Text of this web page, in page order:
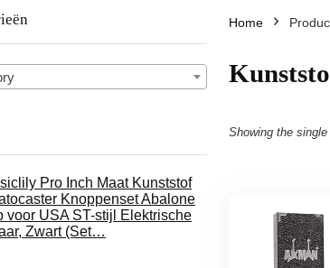
Pro Inch Maat Kunststof
Knoppenset Abalone
voor USA ST-stijl Elektrische
Zwart (Set…
Home
Showing the